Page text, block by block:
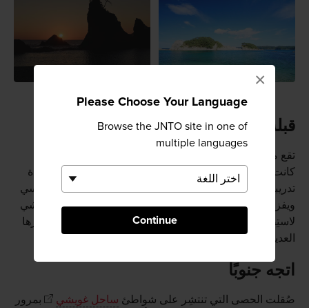
Please Choose Your Language
Browse the JNTO site in one of
multiple languages
Continue
×
قبلة الرياضات
تقع مدينة كامايشي بين مدينتي مياكو وأوفوناتو والتي لطالما
كانت قبلة عُشاق رياضة الرجبي. وقد تحظى بفرصة لِمُشاهدة
تدريبات الفريق المحلي شبه المُحترف والمُسمى"كامايشي سي
ويفز" في بعض عُطلات نهاية الأسبوع. تم اختيار مدينة كامايشي
لاستِضافة بطولة كأس العالم لرياضة الرجبي لعام 2019، زارها
العديد من الجماهير خلالها.
اتجه جنوبًا
صُقلت الحصى التي تنتشِر على شواطئ ساحل غويشي
بمرور